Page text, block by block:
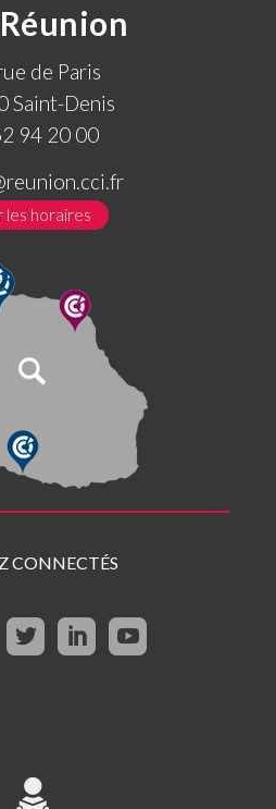
de Paris
Saint-Denis
94 20 00
les horaires
CONNECTÉS